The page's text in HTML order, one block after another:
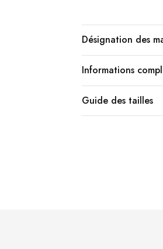
Désignation des
Informations
Guide des tailles